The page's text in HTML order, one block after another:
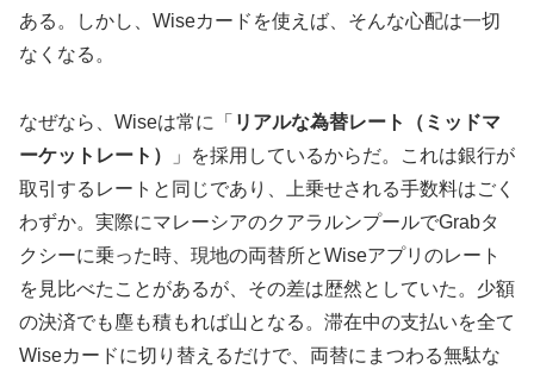
ある。しかし、Wiseカードを使えば、そんな心配は一切
なくなる。
なぜなら、Wiseは常に「 リアルな為替レート（ミッドマ
ーケットレート）
」を採用しているからだ。これは銀行が
取引するレートと同じであり、上乗せされる手数料はごく
わずか。実際にマレーシアのクアラルンプールでGrabタ
クシーに乗った時、現地の両替所とWiseアプリのレート
を見比べたことがあるが、その差は歴然としていた。少額
の決済でも塵も積もれば山となる。滞在中の支払いを全て
Wiseカードに切り替えるだけで、両替にまつわる無駄な